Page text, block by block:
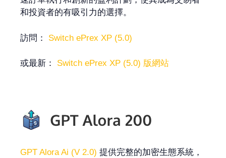
和投資者的有吸引力的選擇。
訪問： Switch ePrex XP (5.0)
或最新： Switch ePrex XP (5.0) 版網站
GPT Alora Ai (V 2.0) 提供完整的加密生態系統，